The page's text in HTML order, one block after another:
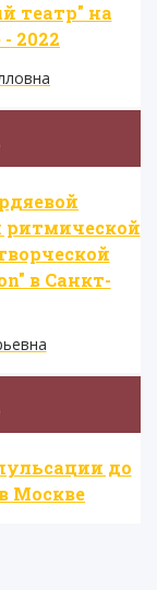
театр" на
2022
ритмической
в Санкт-
до
Москве